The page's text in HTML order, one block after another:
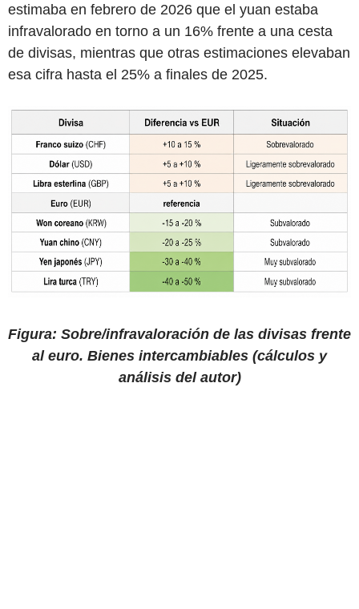
estimaba en febrero de 2026 que el yuan estaba
infravalorado en torno a un 16% frente a una cesta
de divisas, mientras que otras estimaciones elevaban
esa cifra hasta el 25% a finales de 2025.
Figura: Sobre/infravaloración de las divisas frente
al euro. Bienes intercambiables (cálculos y
análisis del autor)